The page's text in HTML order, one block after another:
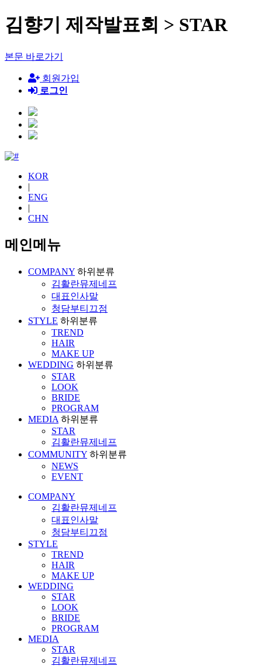
김향기 제작발표회 > STAR
본문 바로가기
회원가입
로그인
KOR
|
ENG
|
CHN
메인메뉴
COMPANY 하위분류
김활란뮤제네프
대표인사말
청담부티끄점
STYLE 하위분류
TREND
HAIR
MAKE UP
WEDDING 하위분류
STAR
LOOK
BRIDE
PROGRAM
MEDIA 하위분류
STAR
김활란뮤제네프
COMMUNITY 하위분류
NEWS
EVENT
COMPANY
김활란뮤제네프
대표인사말
청담부티끄점
STYLE
TREND
HAIR
MAKE UP
WEDDING
STAR
LOOK
BRIDE
PROGRAM
MEDIA
STAR
김활란뮤제네프